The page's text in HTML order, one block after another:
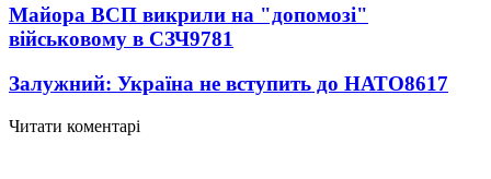
Майора ВСП викрили на "допомозі"
військовому в СЗЧ9781
Залужний: Україна не вступить до НАТО8617
Читати коментарі